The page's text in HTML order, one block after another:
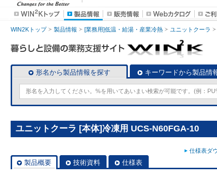
WIN2Kトップ 製品情報 [業務用]低温・給湯・産業冷熱 ユニットクーラ
形名から製品情報を探す キーワードから製品情
ユニットクーラ [本体]冷凍用 UCS-N60FGA-10
仕様表ダ
製品概要 技術資料 仕様表